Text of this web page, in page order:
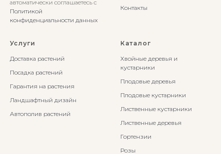
автоматически соглашаетесь с
Политикой
конфиденциальности данных
Контакты
Услуги
Доставка растений
Посадка растений
Гарантия на растения
Ландшафтный дизайн
Автополив растений
Каталог
Хвойные деревья и
кустарники
Плодовые деревья
Плодовые кустарники
Лиственные кустарники
Лиственные деревья
Гортензии
Розы